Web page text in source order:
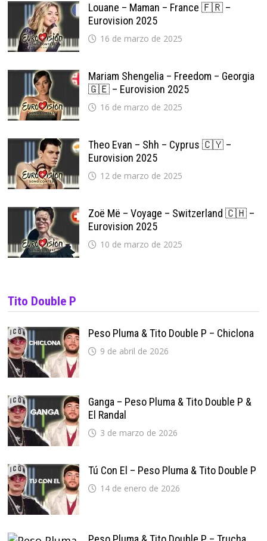
Louane – Maman – France 🇫🇷 –
Eurovision 2025
16 de marzo de 2025
Mariam Shengelia – Freedom – Georgia
🇬🇪 – Eurovision 2025
16 de marzo de 2025
Theo Evan – Shh – Cyprus 🇨🇾 –
Eurovision 2025
12 de marzo de 2025
Zoë Më – Voyage – Switzerland 🇨🇭 –
Eurovision 2025
10 de marzo de 2025
Tito Double P
Peso Pluma & Tito Double P – Chiclona
9 de abril de 2026
Ganga – Peso Pluma & Tito Double P &
El Randal
3 de marzo de 2026
Tú Con El – Peso Pluma & Tito Double P
14 de enero de 2026